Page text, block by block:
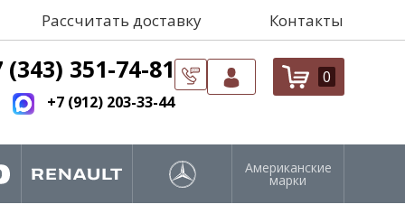
Рассчитать доставку Контакты
(343) 351-74-81
+7 (912) 203-33-44
0
Американские
марки